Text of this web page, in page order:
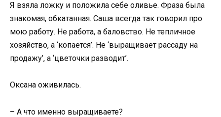
Я взяла ложку и положила себе оливье. Фраза была
знакомая, обкатанная. Саша всегда так говорил про
мою работу. Не работа, а баловство. Не тепличное
хозяйство, а ‘копается’. Не ‘выращивает рассаду на
продажу’, а ‘цветочки разводит’.
Оксана оживилась.
– А что именно выращиваете?